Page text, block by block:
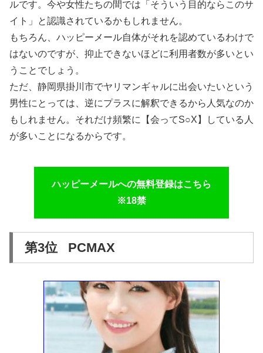
ルです。今や女性たちの間では「そういう目的ならこのサ
イト」と認識されているかもしれません。
もちろん、ハッピーメール自体がそれを認めているわけで
はないのですが、抑止できないほどに利用者数が多いとい
うことでしょう。
ただ、静岡県掛川市でヤリマンギャルに出会いたいという
男性にとっては、逆にプラスに解釈できるから人気なのか
もしれません。それだけ頻繁に【会ってS○X】している人
が多いことになるからです。
ハッピーメールへの無料登録はこちら
※18禁
第3位 PCMAX